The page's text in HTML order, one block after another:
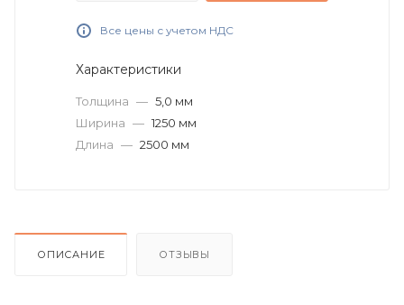
Все цены с учетом НДС
Характеристики
Толщина — 5,0 мм
Ширина — 1250 мм
Длина — 2500 мм
ОПИСАНИЕ ОТЗЫВЫ